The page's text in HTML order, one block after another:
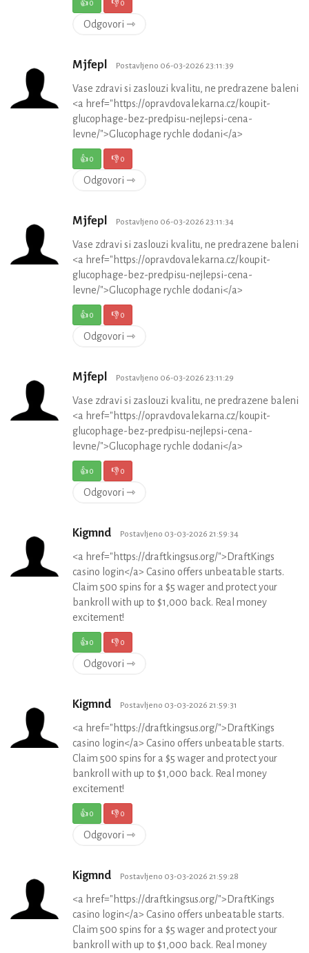
👍0 👎0
Odgovori ⇾
Mjfepl Postavljeno 06-03-2026 23:11:39
Vase zdravi si zaslouzi kvalitu, ne predrazene baleni
<a href="https://opravdovalekarna.cz/koupit-
glucophage-bez-predpisu-nejlepsi-cena-
levne/">Glucophage rychle dodani</a>
👍0 👎0
Odgovori ⇾
Mjfepl Postavljeno 06-03-2026 23:11:34
Vase zdravi si zaslouzi kvalitu, ne predrazene baleni
<a href="https://opravdovalekarna.cz/koupit-
glucophage-bez-predpisu-nejlepsi-cena-
levne/">Glucophage rychle dodani</a>
👍0 👎0
Odgovori ⇾
Mjfepl Postavljeno 06-03-2026 23:11:29
Vase zdravi si zaslouzi kvalitu, ne predrazene baleni
<a href="https://opravdovalekarna.cz/koupit-
glucophage-bez-predpisu-nejlepsi-cena-
levne/">Glucophage rychle dodani</a>
👍0 👎0
Odgovori ⇾
Kigmnd Postavljeno 03-03-2026 21:59:34
<a href="https://draftkingsus.org/">DraftKings
casino login</a> Casino offers unbeatable starts.
Claim 500 spins for a $5 wager and protect your
bankroll with up to $1,000 back. Real money
excitement!
👍0 👎0
Odgovori ⇾
Kigmnd Postavljeno 03-03-2026 21:59:31
<a href="https://draftkingsus.org/">DraftKings
casino login</a> Casino offers unbeatable starts.
Claim 500 spins for a $5 wager and protect your
bankroll with up to $1,000 back. Real money
excitement!
👍0 👎0
Odgovori ⇾
Kigmnd Postavljeno 03-03-2026 21:59:28
<a href="https://draftkingsus.org/">DraftKings
casino login</a> Casino offers unbeatable starts.
Claim 500 spins for a $5 wager and protect your
bankroll with up to $1,000 back. Real money